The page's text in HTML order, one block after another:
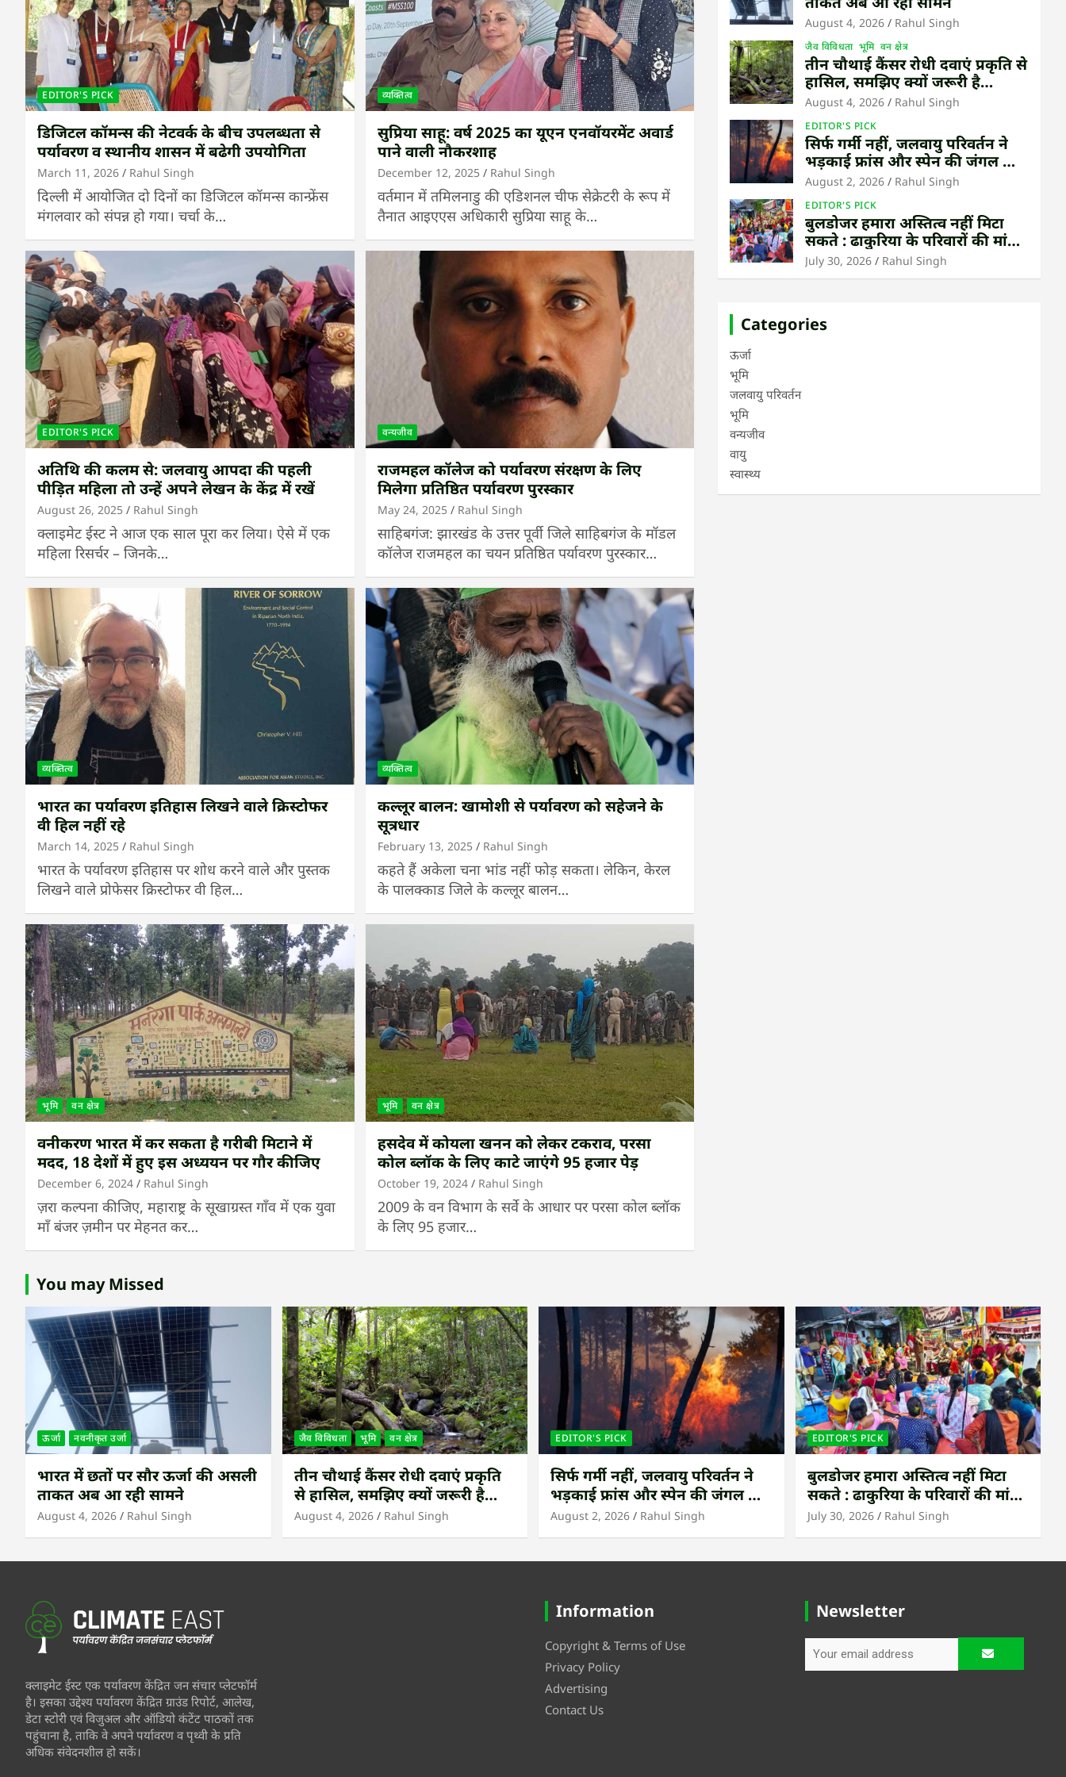
EDITOR'S PICK
डिजिटल कॉमन्स की नेटवर्क के बीच उपलब्धता से
पर्यावरण व स्थानीय शासन में बढेगी उपयोगिता
March 11, 2026 Rahul Singh
दिल्ली में आयोजित दो दिनों का डिजिटल कॉमन्स कान्फ्रेंस
मंगलवार को संपन्न हो गया। चर्चा के…
व्यक्तित्व
सुप्रिया साहू: वर्ष 2025 का यूएन एनवॉयरमेंट अवार्ड
पाने वाली नौकरशाह
December 12, 2025 Rahul Singh
वर्तमान में तमिलनाडु की एडिशनल चीफ सेक्रेटरी के रूप में
तैनात आइएएस अधिकारी सुप्रिया साहू के…
EDITOR'S PICK
अतिथि की कलम से: जलवायु आपदा की पहली
पीड़ित महिला तो उन्हें अपने लेखन के केंद्र में रखें
August 26, 2025 Rahul Singh
क्लाइमेट ईस्ट ने आज एक साल पूरा कर लिया। ऐसे में एक
महिला रिसर्चर – जिनके…
वन्यजीव
राजमहल कॉलेज को पर्यावरण संरक्षण के लिए
मिलेगा प्रतिष्ठित पर्यावरण पुरस्कार
May 24, 2025 Rahul Singh
साहिबगंज: झारखंड के उत्तर पूर्वी जिले साहिबगंज के मॉडल
कॉलेज राजमहल का चयन प्रतिष्ठित पर्यावरण पुरस्कार…
व्यक्तित्व
भारत का पर्यावरण इतिहास लिखने वाले क्रिस्टोफर
वी हिल नहीं रहे
March 14, 2025 Rahul Singh
भारत के पर्यावरण इतिहास पर शोध करने वाले और पुस्तक
लिखने वाले प्रोफेसर क्रिस्टोफर वी हिल…
व्यक्तित्व
कल्लूर बालन: खामोशी से पर्यावरण को सहेजने के
सूत्रधार
February 13, 2025 Rahul Singh
कहते हैं अकेला चना भांड नहीं फोड़ सकता। लेकिन, केरल
के पालक्काड जिले के कल्लूर बालन…
भूमि वन क्षेत्र
वनीकरण भारत में कर सकता है गरीबी मिटाने में
मदद, 18 देशों में हुए इस अध्ययन पर गौर कीजिए
December 6, 2024 Rahul Singh
ज़रा कल्पना कीजिए, महाराष्ट्र के सूखाग्रस्त गाँव में एक युवा
माँ बंजर ज़मीन पर मेहनत कर…
भूमि वन क्षेत्र
हसदेव में कोयला खनन को लेकर टकराव, परसा
कोल ब्लॉक के लिए काटे जाएंगे 95 हजार पेड़
October 19, 2024 Rahul Singh
2009 के वन विभाग के सर्वे के आधार पर परसा कोल ब्लॉक
के लिए 95 हजार…
August 4, 2026 Rahul Singh
जैव विविधता भूमि वन क्षेत्र
तीन चौथाई कैंसर रोधी दवाएं प्रकृति से
हासिल, समझिए क्यों जरूरी है
उष्णकटिबंधीय जंगल बचाना
August 4, 2026 Rahul Singh
EDITOR'S PICK
सिर्फ गर्मी नहीं, जलवायु परिवर्तन ने
भड़काई फ्रांस और स्पेन की जंगल की
आग
August 2, 2026 Rahul Singh
EDITOR'S PICK
बुलडोजर हमारा अस्तित्व नहीं मिटा
सकते : ढाकुरिया के परिवारों की मांग
– पुनर्वास हो, बेदखली नहीं
July 30, 2026 Rahul Singh
Categories
ऊर्जा
भूमि
जलवायु परिवर्तन
भूमि
वन्यजीव
वायु
स्वास्थ्य
You may Missed
ऊर्जा नवनीकृत उर्जा
भारत में छतों पर सौर ऊर्जा की असली
ताकत अब आ रही सामने
August 4, 2026 Rahul Singh
जैव विविधता भूमि वन क्षेत्र
तीन चौथाई कैंसर रोधी दवाएं प्रकृति
से हासिल, समझिए क्यों जरूरी है
उष्णकटिबंधीय जंगल बचाना
August 4, 2026 Rahul Singh
EDITOR'S PICK
सिर्फ गर्मी नहीं, जलवायु परिवर्तन ने
भड़काई फ्रांस और स्पेन की जंगल की
आग
August 2, 2026 Rahul Singh
EDITOR'S PICK
बुलडोजर हमारा अस्तित्व नहीं मिटा
सकते : ढाकुरिया के परिवारों की मांग
– पुनर्वास हो, बेदखली नहीं
July 30, 2026 Rahul Singh
क्लाइमेट ईस्ट एक पर्यावरण केंद्रित जन संचार प्लेटफॉर्म
है। इसका उद्देश्य पर्यावरण केंद्रित ग्राउंड रिपोर्ट, आलेख,
डेटा स्टोरी एवं विजुअल और ऑडियो कंटेंट पाठकों तक
पहुंचाना है, ताकि वे अपने पर्यावरण व पृथ्वी के प्रति
अधिक संवेदनशील हो सकें।
Information
Copyright & Terms of Use
Privacy Policy
Advertising
Contact Us
Newsletter